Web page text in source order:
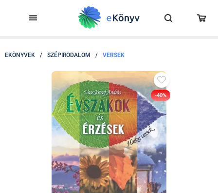
EKÖNYVEK / SZÉPIRODALOM / VERSEK
-40%